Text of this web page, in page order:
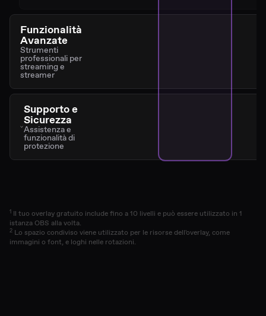
Funzionalità
Avanzate
Strumenti
professionali per
streaming e
streamer
Supporto e
Sicurezza
Assistenza e
funzionalità di
protezione
1 Il tuo overlay gratuito include fino a 10 livelli e può essere utilizzato in 1
istanza OBS alla volta.
2 Lo spazio condiviso viene utilizzato per le risorse dell'overlay, come
immagini o font, e loghi nelle rotazioni.